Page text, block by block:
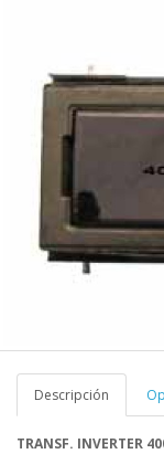
Descripción
TRANSF. INVERTER